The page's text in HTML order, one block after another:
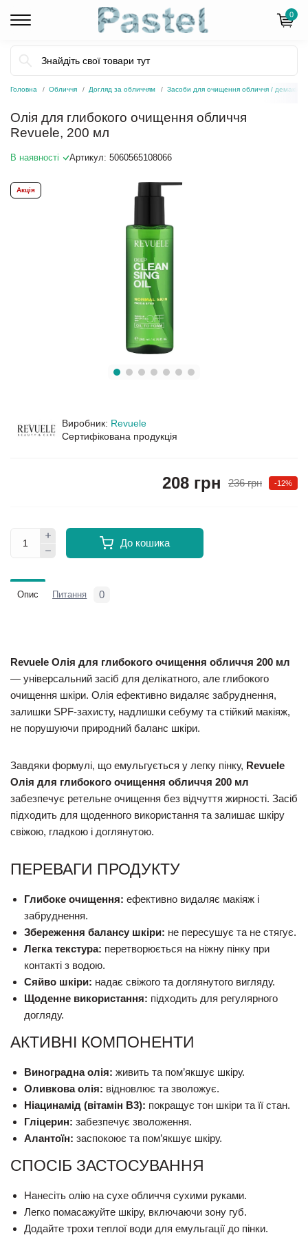
0
Головна Обличчя Догляд за обличчям Засоби для очищення обличчя / демакіяж
Олія для глибокого очищення обличчя
Revuele, 200 мл
В наявності Артикул: 5060565108066
Акція
Виробник: Revuele
Сертифікована продукція
236 грн -12%
208 грн
До кошика
Опис Питання 0
Revuele Олія для глибокого очищення обличчя 200 мл
— універсальний засіб для делікатного, але глибокого
очищення шкіри. Олія ефективно видаляє забруднення,
залишки SPF-захисту, надлишки себуму та стійкий макіяж,
не порушуючи природний баланс шкіри.
Завдяки формулі, що емульгується у легку пінку, Revuele
Олія для глибокого очищення обличчя 200 мл
забезпечує ретельне очищення без відчуття жирності. Засіб
підходить для щоденного використання та залишає шкіру
свіжою, гладкою і доглянутою.
ПЕРЕВАГИ ПРОДУКТУ
Глибоке очищення: ефективно видаляє макіяж і
забруднення.
Збереження балансу шкіри: не пересушує та не стягує.
Легка текстура: перетворюється на ніжну пінку при
контакті з водою.
Сяйво шкіри: надає свіжого та доглянутого вигляду.
Щоденне використання: підходить для регулярного
догляду.
АКТИВНІ КОМПОНЕНТИ
Виноградна олія: живить та пом’якшує шкіру.
Оливкова олія: відновлює та зволожує.
Ніацинамід (вітамін B3): покращує тон шкіри та її стан.
Гліцерин: забезпечує зволоження.
Алантоїн: заспокоює та пом’якшує шкіру.
СПОСІБ ЗАСТОСУВАННЯ
Нанесіть олію на сухе обличчя сухими руками.
Легко помасажуйте шкіру, включаючи зону губ.
Додайте трохи теплої води для емульгації до пінки.